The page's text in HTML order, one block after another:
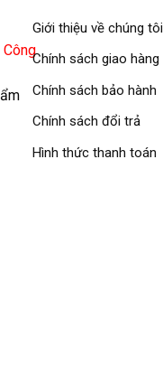
Công
Giới thiệu về chúng tôi
Chính sách giao hàng
Chính sách bảo hành
Chính sách đổi trả
Hình thức thanh toán